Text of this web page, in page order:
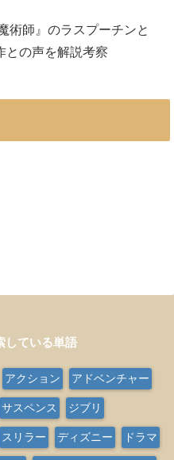
術師』のラスプーチンと
との声を解説考察
している単語
アクション アドベンチャー
サスペンス ジブリ
スリラー ディズニー ドラマ